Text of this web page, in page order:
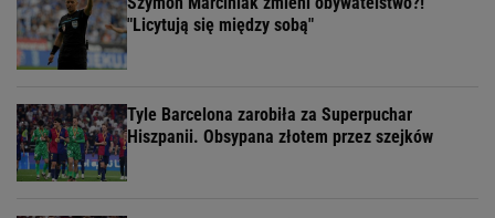
"Licytują się między sobą"
Tyle Barcelona zarobiła za Superpuchar
Hiszpanii. Obsypana złotem przez szejków